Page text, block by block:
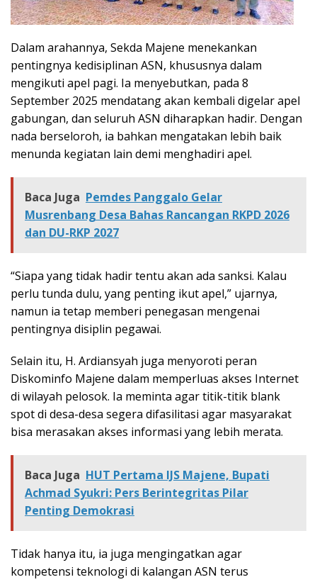
Dalam arahannya, Sekda Majene menekankan
pentingnya kedisiplinan ASN, khususnya dalam
mengikuti apel pagi. Ia menyebutkan, pada 8
September 2025 mendatang akan kembali digelar apel
gabungan, dan seluruh ASN diharapkan hadir. Dengan
nada berseloroh, ia bahkan mengatakan lebih baik
menunda kegiatan lain demi menghadiri apel.
Baca Juga Pemdes Panggalo Gelar
Musrenbang Desa Bahas Rancangan RKPD 2026
dan DU-RKP 2027
“Siapa yang tidak hadir tentu akan ada sanksi. Kalau
perlu tunda dulu, yang penting ikut apel,” ujarnya,
namun ia tetap memberi penegasan mengenai
pentingnya disiplin pegawai.
Selain itu, H. Ardiansyah juga menyoroti peran
Diskominfo Majene dalam memperluas akses Internet
di wilayah pelosok. Ia meminta agar titik-titik blank
spot di desa-desa segera difasilitasi agar masyarakat
bisa merasakan akses informasi yang lebih merata.
Baca Juga HUT Pertama IJS Majene, Bupati
Achmad Syukri: Pers Berintegritas Pilar
Penting Demokrasi
Tidak hanya itu, ia juga mengingatkan agar
kompetensi teknologi di kalangan ASN terus